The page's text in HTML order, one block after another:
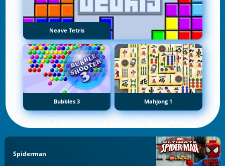
Neave Tetris
Bubbles 3 Mahjong 1
Spiderman